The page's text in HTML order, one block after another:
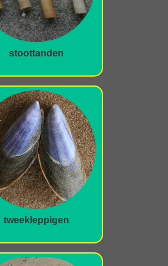
stoottanden
tweekleppigen